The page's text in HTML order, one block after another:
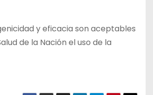
y eficacia son aceptables
de la Nación el uso de la